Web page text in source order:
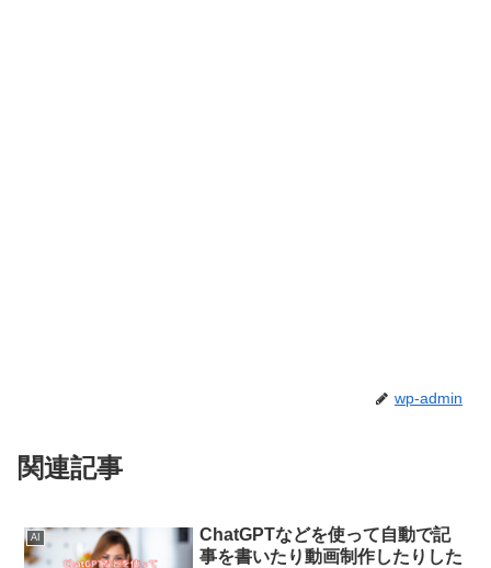
wp-admin
関連記事
AI
ChatGPTなどを使って自動で記
事を書いたり動画制作したりした